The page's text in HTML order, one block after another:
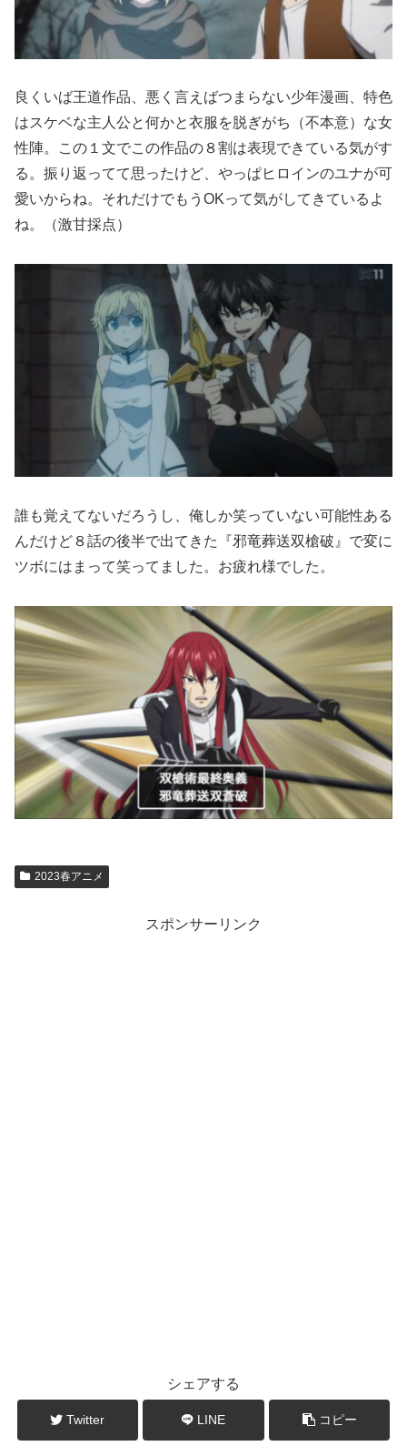
良くいば王道作品、悪く言えばつまらない少年漫画、特色
はスケベな主人公と何かと衣服を脱ぎがち（不本意）な女
性陣。この１文でこの作品の８割は表現できている気がす
る。振り返ってて思ったけど、やっぱヒロインのユナが可
愛いからね。それだけでもうOKって気がしてきているよ
ね。（激甘採点）
誰も覚えてないだろうし、俺しか笑っていない可能性ある
んだけど８話の後半で出てきた『邪竜葬送双槍破』で変に
ツボにはまって笑ってました。お疲れ様でした。
2023春アニメ
スポンサーリンク
シェアする
Twitter LINE コピー